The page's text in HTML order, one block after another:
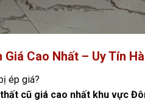
Cao Nhất – Uy Tín
ép giá?
cũ giá cao nhất khu vực